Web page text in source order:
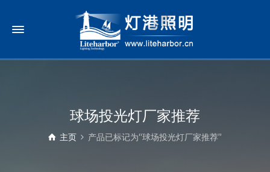
球场投光灯厂家推荐
主页 产品已标记为“球场投光灯厂家推荐”